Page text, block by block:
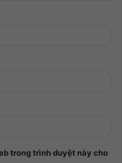
trong trình duyệt này cho